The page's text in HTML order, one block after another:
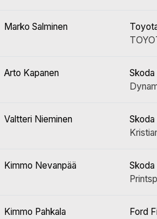
Marko Salminen
Arto Kapanen
Skoda
Valtteri Nieminen
Skoda
Kimmo Nevanpää
Skoda
Kimmo Pahkala
Ford